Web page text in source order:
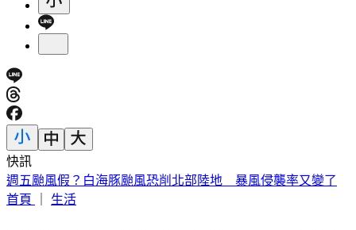
快訊
張韶涵、孫燕姿都來了！ 淚眼慟別化妝師陳聆薇
首頁
生活